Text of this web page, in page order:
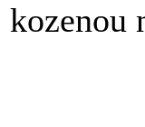
kozenou